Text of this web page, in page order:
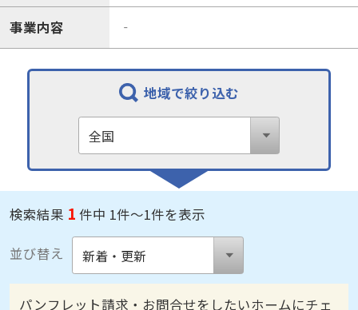
事業内容 ‐
地域で絞り込む
検索結果 1 件中 1件～1件を表示
並び替え
パンフレット請求・お問合せをしたいホームにチェ